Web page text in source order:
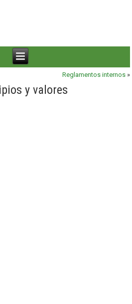
Reglamentos internos»
y valores